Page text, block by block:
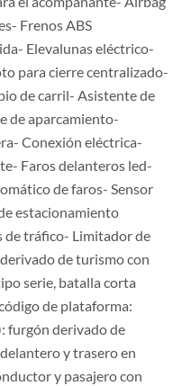
Frenos ABS
Elevalunas eléctrico-
para cierre centralizado-
de carril- Asistente de
de aparcamiento-
Conexión eléctrica-
Faros delanteros led-
de faros- Sensor
estacionamiento
de tráfico- Limitador de
de turismo con
serie, batalla corta
de plataforma:
furgón derivado de
y trasero en
y pasajero con